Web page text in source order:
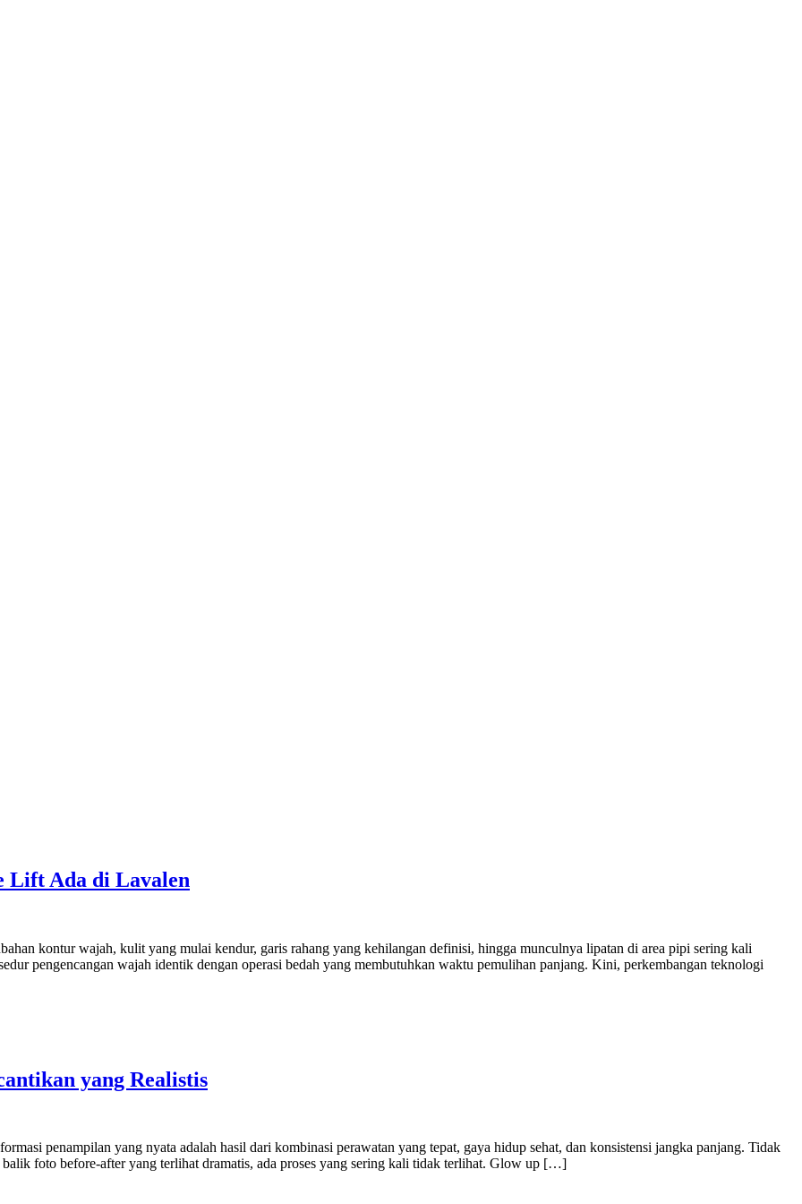
Lift Ada di Lavalen
kontur wajah, kulit yang mulai kendur, garis rahang yang kehilangan definisi, hingga munculnya lipatan di area pipi sering kali
pengencangan wajah identik dengan operasi bedah yang membutuhkan waktu pemulihan panjang. Kini, perkembangan teknologi
yang Realistis
penampilan yang nyata adalah hasil dari kombinasi perawatan yang tepat, gaya hidup sehat, dan konsistensi jangka panjang. Tidak
foto before-after yang terlihat dramatis, ada proses yang sering kali tidak terlihat. Glow up […]